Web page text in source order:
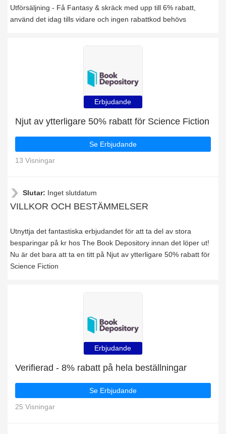
Utförsäljning - Få Fantasy & skräck med upp till 6% rabatt,
använd det idag tills vidare och ingen rabattkod behövs
Erbjudande
Njut av ytterligare 50% rabatt för Science Fiction
Se Erbjudande
13 Visningar
Slutar: Inget slutdatum
VILLKOR OCH BESTÄMMELSER
Utnyttja det fantastiska erbjudandet för att ta del av stora
besparingar på kr hos The Book Depository innan det löper ut!
Nu är det bara att ta en titt på Njut av ytterligare 50% rabatt för
Science Fiction
Erbjudande
Verifierad - 8% rabatt på hela beställningar
Se Erbjudande
25 Visningar